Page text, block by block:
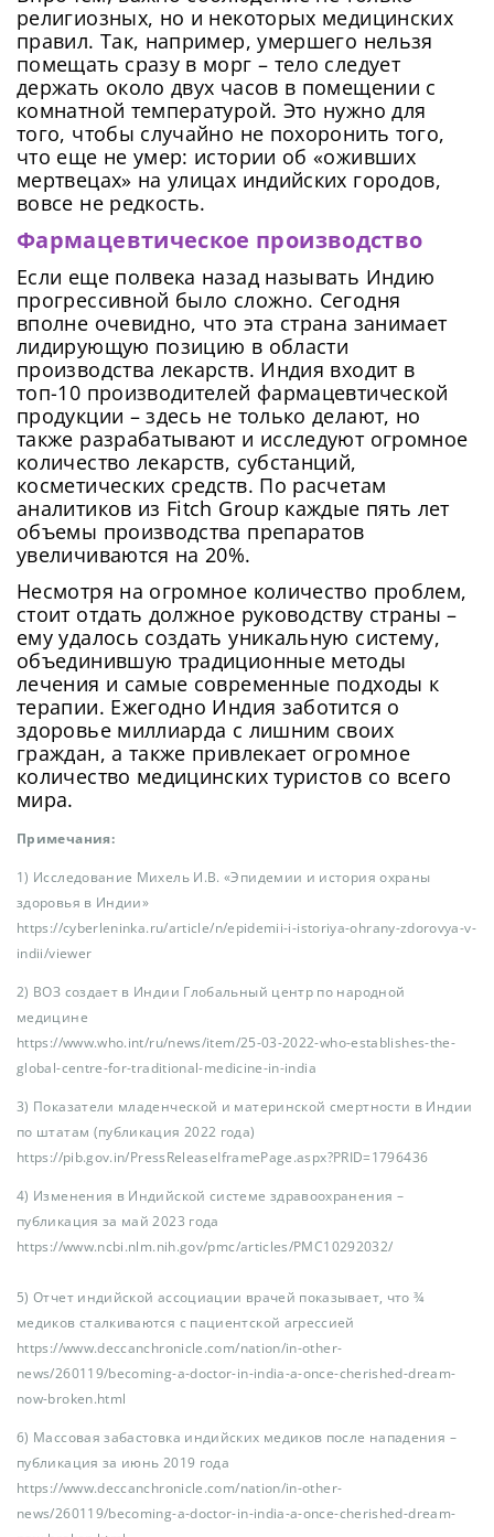
религиозных, но и некоторых медицинских
правил. Так, например, умершего нельзя
помещать сразу в морг – тело следует
держать около двух часов в помещении с
комнатной температурой. Это нужно для
того, чтобы случайно не похоронить того,
что еще не умер: истории об «оживших
мертвецах» на улицах индийских городов,
вовсе не редкость.
Фармацевтическое производство
Если еще полвека назад называть Индию
прогрессивной было сложно. Сегодня
вполне очевидно, что эта страна занимает
лидирующую позицию в области
производства лекарств. Индия входит в
топ-10 производителей фармацевтической
продукции – здесь не только делают, но
также разрабатывают и исследуют огромное
количество лекарств, субстанций,
косметических средств. По расчетам
аналитиков из Fitch Group каждые пять лет
объемы производства препаратов
увеличиваются на 20%.
Несмотря на огромное количество проблем,
стоит отдать должное руководству страны –
ему удалось создать уникальную систему,
объединившую традиционные методы
лечения и самые современные подходы к
терапии. Ежегодно Индия заботится о
здоровье миллиарда с лишним своих
граждан, а также привлекает огромное
количество медицинских туристов со всего
мира.
Примечания:
1) Исследование Михель И.В. «Эпидемии и история охраны
здоровья в Индии»
https://cyberleninka.ru/article/n/epidemii-i-istoriya-ohrany-zdorovya-v-
indii/viewer
2) ВОЗ создает в Индии Глобальный центр по народной
медицине
https://www.who.int/ru/news/item/25-03-2022-who-establishes-the-
global-centre-for-traditional-medicine-in-india
3) Показатели младенческой и материнской смертности в Индии
по штатам (публикация 2022 года)
https://pib.gov.in/PressReleaseIframePage.aspx?PRID=1796436
4) Изменения в Индийской системе здравоохранения –
публикация за май 2023 года
https://www.ncbi.nlm.nih.gov/pmc/articles/PMC10292032/
5) Отчет индийской ассоциации врачей показывает, что ¾
медиков сталкиваются с пациентской агрессией
https://www.deccanchronicle.com/nation/in-other-
news/260119/becoming-a-doctor-in-india-a-once-cherished-dream-
now-broken.html
6) Массовая забастовка индийских медиков после нападения –
публикация за июнь 2019 года
https://www.deccanchronicle.com/nation/in-other-
news/260119/becoming-a-doctor-in-india-a-once-cherished-dream-